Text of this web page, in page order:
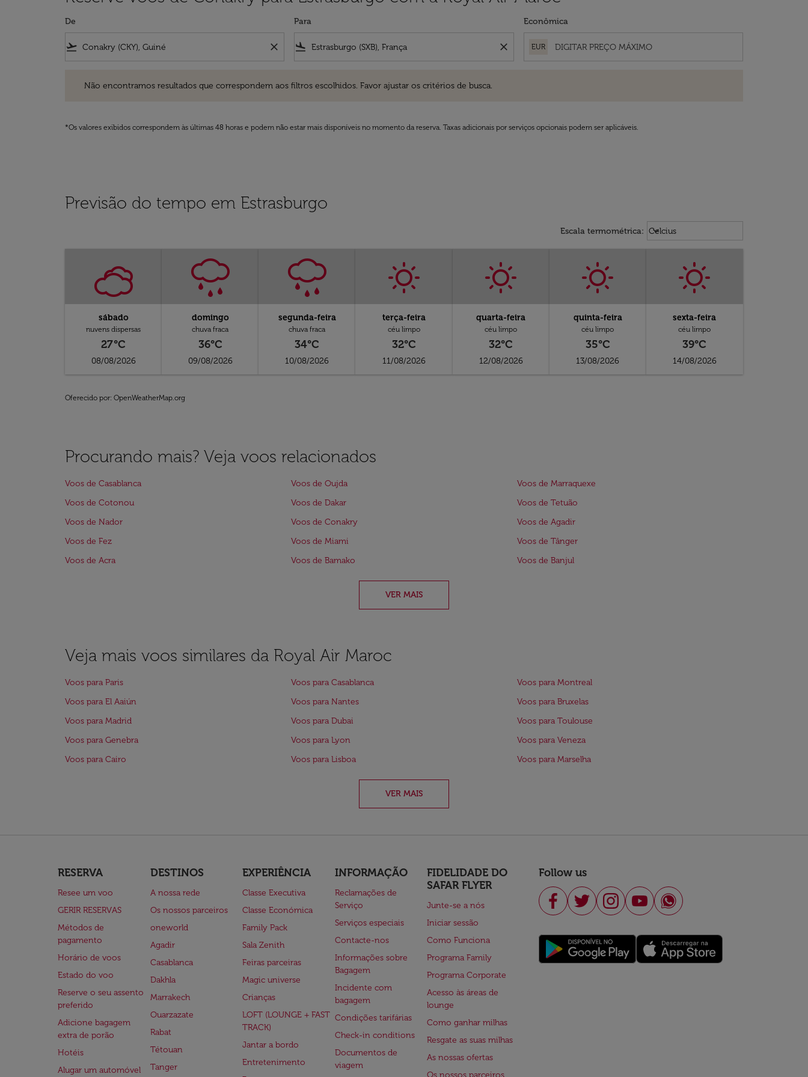
De
flight_takeoff close
Para
flight_land close
Econômica
EUR
Não encontramos resultados que correspondem aos filtros escolhidos. Favor ajustar os critérios de busca.
*Os valores exibidos correspondem às últimas 48 horas e podem não estar mais disponíveis no momento da reserva. Taxas adicionais por serviços opcionais podem ser aplicáveis.
Previsão do tempo em Estrasburgo
Escala termométrica: Weather unit option Celcius
Celcius
keyboard_arrow_down
sábado
nuvens dispersas
27°C
08/08/2026
domingo
chuva fraca
36°C
09/08/2026
segunda-feira
chuva fraca
34°C
10/08/2026
terça-feira
céu limpo
32°C
11/08/2026
quarta-feira
céu limpo
32°C
12/08/2026
quinta-feira
céu limpo
35°C
13/08/2026
sexta-feira
céu limpo
39°C
14/08/2026
Oferecido por: OpenWeatherMap.org
Procurando mais? Veja voos relacionados
Voos de Casablanca Voos de Oujda
Voos de Marraquexe
Voos de Cotonou
Voos de Dakar
Voos de Tetuão
Voos de Nador
Voos de Conakry
Voos de Agadir
Voos de Fez
Voos de Miami
Voos de Tânger
Voos de Acra
Voos de Bamako Voos de Banjul
VER MAIS
Veja mais voos similares da Royal Air Maroc
Voos para Paris Voos para Casablanca
Voos para Montreal
Voos para El Aaiún
Voos para Nantes
Voos para Bruxelas
Voos para Madrid
Voos para Dubai
Voos para Toulouse
Voos para Genebra
Voos para Lyon
Voos para Veneza
Voos para Cairo
Voos para Lisboa Voos para Marselha
VER MAIS
RESERVA
Resee um voo
GERIR RESERVAS
Métodos de
pagamento
Horário de voos
Estado do voo
Reserve o seu assento
preferido
Adicione bagagem
extra de porão
Hotéis
Alugar um automóvel
DESTINOS
A nossa rede
Os nossos parceiros
oneworld
Agadir
Casablanca
Dakhla
Marrakech
Ouarzazate
Rabat
Tétouan
Tanger
EXPERIÊNCIA
Classe Executiva
Classe Económica
Family Pack
Sala Zenith
Feiras parceiras
Magic universe
Crianças
LOFT (LOUNGE + FAST
TRACK)
Jantar a bordo
Entretenimento
INFORMAÇÃO
Reclamações de
Serviço
Serviços especiais
Contacte-nos
Informações sobre
Bagagem
Incidente com
bagagem
Condições tarifárias
Check-in conditions
Documentos de
viagem
FIDELIDADE DO
SAFAR FLYER
Junte-se a nós
Iniciar sessão
Como Funciona
Programa Family
Programa Corporate
Acesso às áreas de
lounge
Como ganhar milhas
Resgate as suas milhas
As nossas ofertas
Os nossos parceiros
Follow us